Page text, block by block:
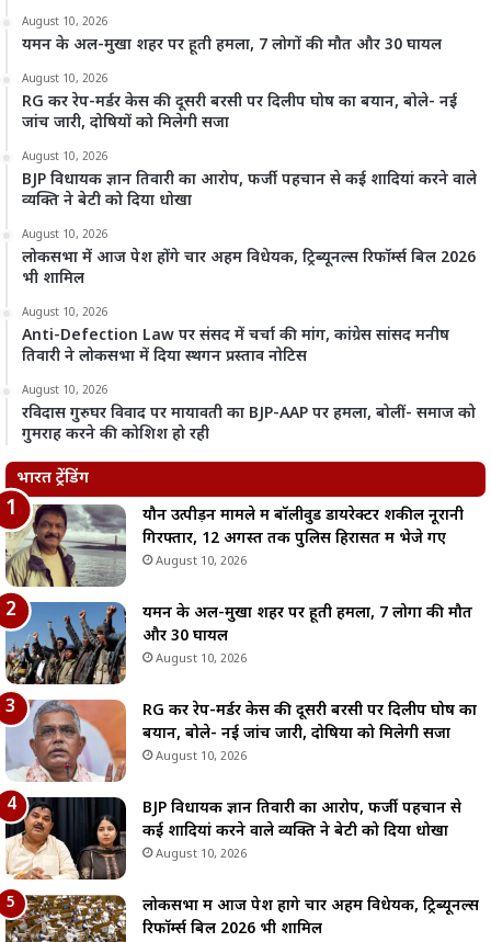
August 10, 2026
यमन के अल-मुखा शहर पर हूती हमला, 7 लोगों की मौत और 30 घायल
August 10, 2026
RG कर रेप-मर्डर केस की दूसरी बरसी पर दिलीप घोष का बयान, बोले- नई
जांच जारी, दोषियों को मिलेगी सजा
August 10, 2026
BJP विधायक ज्ञान तिवारी का आरोप, फर्जी पहचान से कई शादियां करने वाले
व्यक्ति ने बेटी को दिया धोखा
August 10, 2026
लोकसभा में आज पेश होंगे चार अहम विधेयक, ट्रिब्यूनल्स रिफॉर्म्स बिल 2026
भी शामिल
August 10, 2026
Anti-Defection Law पर संसद में चर्चा की मांग, कांग्रेस सांसद मनीष
तिवारी ने लोकसभा में दिया स्थगन प्रस्ताव नोटिस
August 10, 2026
रविदास गुरुघर विवाद पर मायावती का BJP-AAP पर हमला, बोलीं- समाज को
गुमराह करने की कोशिश हो रही
भारत ट्रेंडिंग
यौन उत्पीड़न मामले में बॉलीवुड डायरेक्टर शकील नूरानी
गिरफ्तार, 12 अगस्त तक पुलिस हिरासत में भेजे गए
August 10, 2026
यमन के अल-मुखा शहर पर हूती हमला, 7 लोगों की मौत
और 30 घायल
August 10, 2026
RG कर रेप-मर्डर केस की दूसरी बरसी पर दिलीप घोष का
बयान, बोले- नई जांच जारी, दोषियों को मिलेगी सजा
August 10, 2026
BJP विधायक ज्ञान तिवारी का आरोप, फर्जी पहचान से
कई शादियां करने वाले व्यक्ति ने बेटी को दिया धोखा
August 10, 2026
लोकसभा में आज पेश होंगे चार अहम विधेयक, ट्रिब्यूनल्स
रिफॉर्म्स बिल 2026 भी शामिल